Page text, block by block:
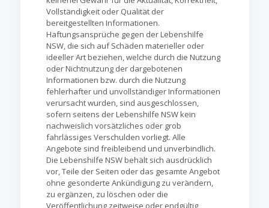
Vollständigkeit oder Qualität der
bereitgestellten Informationen.
Haftungsansprüche gegen der Lebenshilfe
NSW, die sich auf Schäden materieller oder
ideeller Art beziehen, welche durch die Nutzung
oder Nichtnutzung der dargebotenen
Informationen bzw. durch die Nutzung
fehlerhafter und unvollständiger Informationen
verursacht wurden, sind ausgeschlossen,
sofern seitens der Lebenshilfe NSW kein
nachweislich vorsätzliches oder grob
fahrlässiges Verschulden vorliegt. Alle
Angebote sind freibleibend und unverbindlich.
Die Lebenshilfe NSW behält sich ausdrücklich
vor, Teile der Seiten oder das gesamte Angebot
ohne gesonderte Ankündigung zu verändern,
zu ergänzen, zu löschen oder die
Veröffentlichung zeitweise oder endgültig